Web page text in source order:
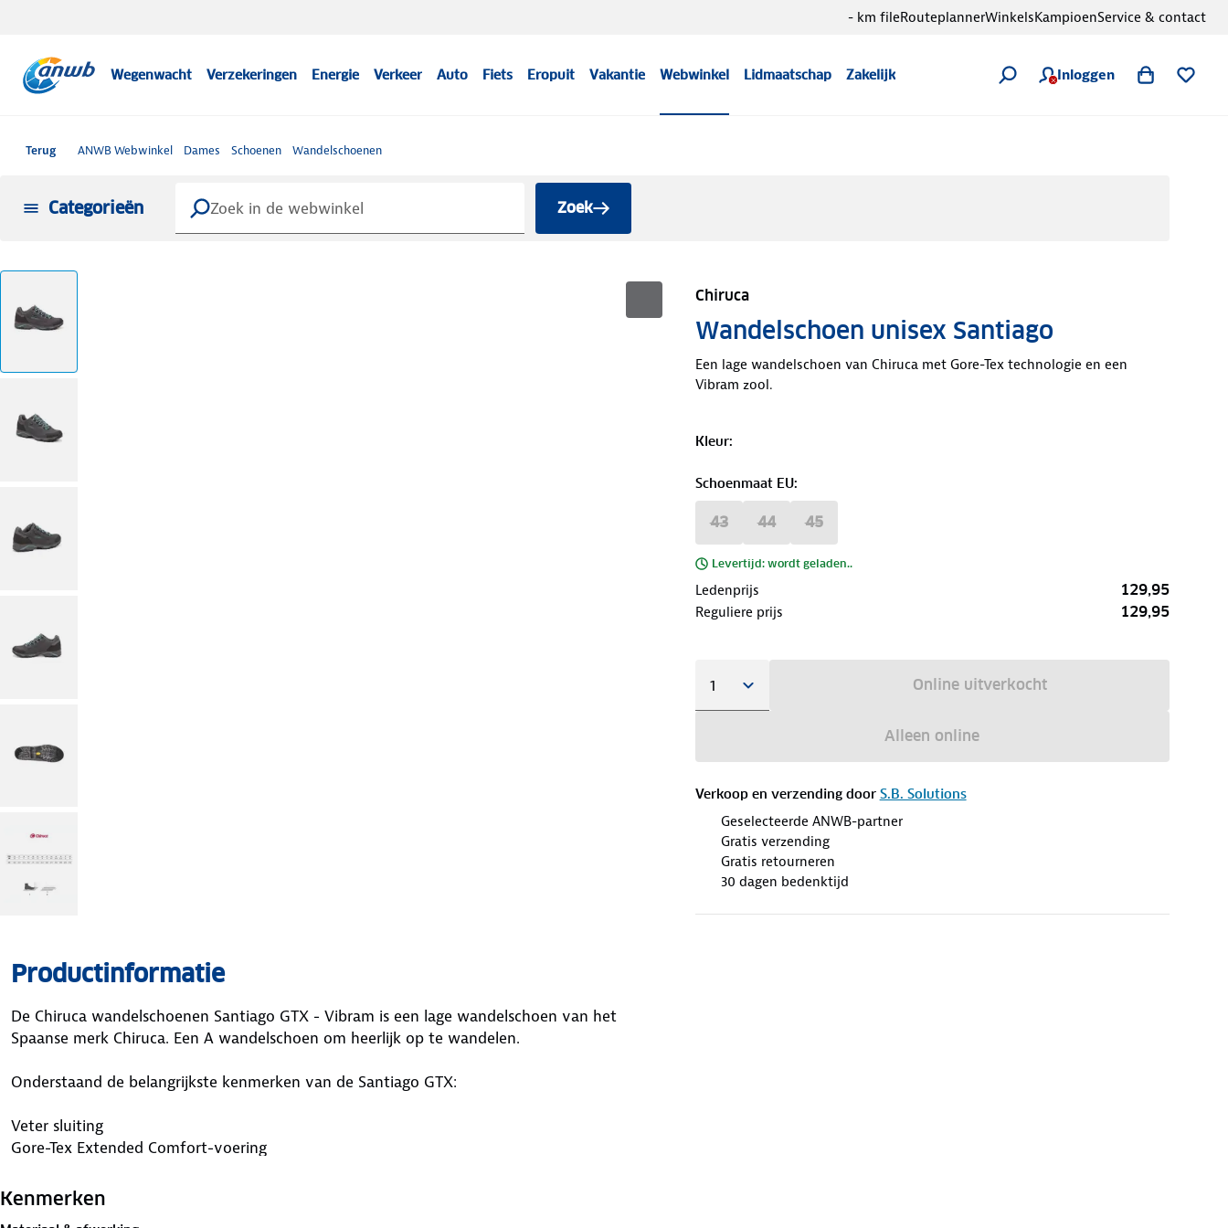
Wegenwacht Verzekeringen Energie Verkeer Auto Fiets Eropuit Vakantie Webwinkel Lidmaatschap Zakelijk Inloggen
- km fileRouteplannerWinkelsKampioenService & contact
Terug ANWB Webwinkel Dames Schoenen Wandelschoenen
Categorieën Zoek
Chiruca
Wandelschoen unisex Santiago
Een lage wandelschoen van Chiruca met Gore-Tex technologie en een
Vibram zool.
Kleur:
Schoenmaat EU:
43 44 45
Levertijd: wordt geladen..
Ledenprijs 129,95
Reguliere prijs 129,95
Online uitverkocht
Alleen online
Verkoop en verzending door S.B. Solutions
Geselecteerde ANWB-partner
Gratis verzending
Gratis retourneren
30 dagen bedenktijd
Productinformatie
De Chiruca wandelschoenen Santiago GTX - Vibram is een lage wandelschoen van het
Spaanse merk Chiruca. Een A wandelschoen om heerlijk op te wandelen.
Onderstaand de belangrijkste kenmerken van de Santiago GTX:
Veter sluiting
Gore-Tex Extended Comfort-voering
Synthetisch bovenwerk en waterdicht Cordura
Kenmerken